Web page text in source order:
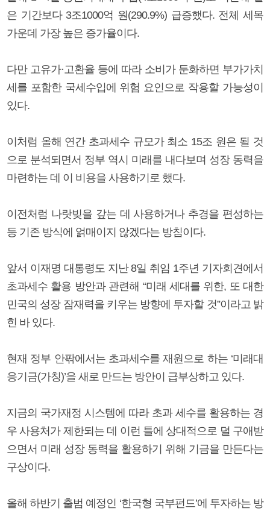
은 기간보다 3조1000억 원(290.9%) 급증했다. 전체 세목
가운데 가장 높은 증가율이다.
다만 고유가·고환율 등에 따라 소비가 둔화하면 부가가치
세를 포함한 국세수입에 위험 요인으로 작용할 가능성이
있다.
이처럼 올해 연간 초과세수 규모가 최소 15조 원은 될 것
으로 분석되면서 정부 역시 미래를 내다보며 성장 동력을
마련하는 데 이 비용을 사용하기로 했다.
이전처럼 나랏빚을 갚는 데 사용하거나 추경을 편성하는
등 기존 방식에 얽매이지 않겠다는 방침이다.
앞서 이재명 대통령도 지난 8일 취임 1주년 기자회견에서
초과세수 활용 방안과 관련해 “미래 세대를 위한, 또 대한
민국의 성장 잠재력을 키우는 방향에 투자할 것”이라고 밝
힌 바 있다.
현재 정부 안팎에서는 초과세수를 재원으로 하는 ‘미래대
응기금(가칭)’을 새로 만드는 방안이 급부상하고 있다.
지금의 국가재정 시스템에 따라 초과 세수를 활용하는 경
우 사용처가 제한되는 데 이런 틀에 상대적으로 덜 구애받
으면서 미래 성장 동력을 활용하기 위해 기금을 만든다는
구상이다.
올해 하반기 출범 예정인 ‘한국형 국부펀드’에 투자하는 방